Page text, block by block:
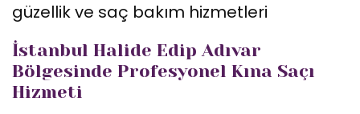
güzellik ve saç bakım hizmetleri
İstanbul Halide Edip Adıvar
Bölgesinde Profesyonel Kına Saçı
Hizmeti